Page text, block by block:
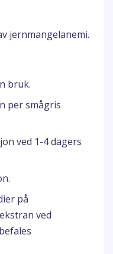
jernmangelanemi.
bruk.
per smågris
ved 1-4 dagers
på
ved